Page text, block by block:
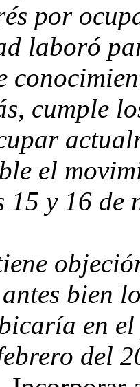
por
laboró
cumple
el
y 16 de
bien
en
del